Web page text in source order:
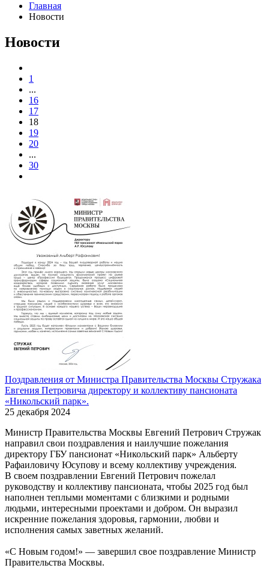
Главная
Новости
Новости
1
...
16
17
18
19
20
...
30
Поздравления от Министра Правительства Москвы Стружака
Евгения Петровича директору и коллективу пансионата
«Никольский парк».
25 декабря 2024
Министр Правительства Москвы Евгений Петрович Стружак
направил свои поздравления и наилучшие пожелания
директору ГБУ пансионат «Никольский парк» Альберту
Рафаиловичу Юсупову и всему коллективу учреждения.
В своем поздравлении Евгений Петрович пожелал
руководству и коллективу пансионата, чтобы 2025 год был
наполнен теплыми моментами с близкими и родными
людьми, интересными проектами и добром. Он выразил
искренние пожелания здоровья, гармонии, любви и
исполнения самых заветных желаний.
«С Новым годом!» — завершил свое поздравление Министр
Правительства Москвы.